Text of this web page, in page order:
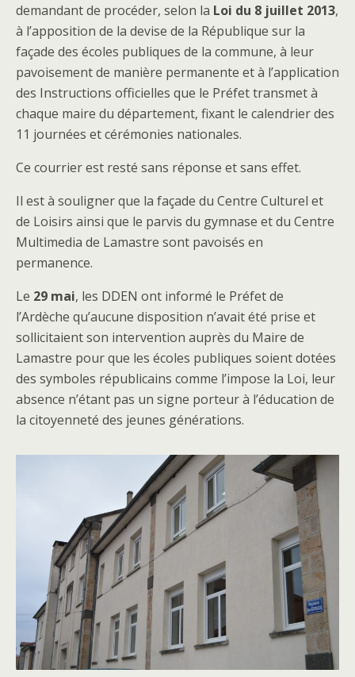
demandant de procéder, selon la Loi du 8 juillet 2013,
à l’apposition de la devise de la République sur la
façade des écoles publiques de la commune, à leur
pavoisement de manière permanente et à l’application
des Instructions officielles que le Préfet transmet à
chaque maire du département, fixant le calendrier des
11 journées et cérémonies nationales.
Ce courrier est resté sans réponse et sans effet.
Il est à souligner que la façade du Centre Culturel et
de Loisirs ainsi que le parvis du gymnase et du Centre
Multimedia de Lamastre sont pavoisés en
permanence.
Le 29 mai, les DDEN ont informé le Préfet de
l’Ardèche qu’aucune disposition n’avait été prise et
sollicitaient son intervention auprès du Maire de
Lamastre pour que les écoles publiques soient dotées
des symboles républicains comme l’impose la Loi, leur
absence n’étant pas un signe porteur à l’éducation de
la citoyenneté des jeunes générations.